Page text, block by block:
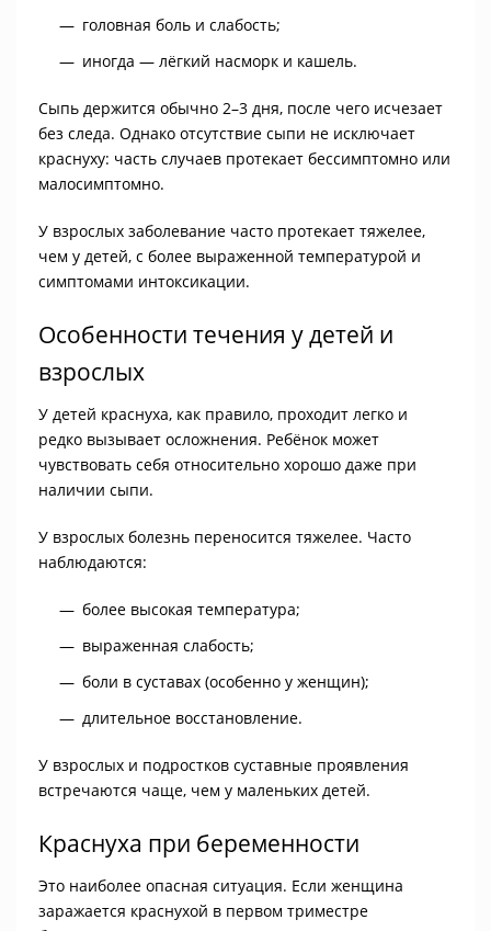
головная боль и слабость;
иногда — лёгкий насморк и кашель.
Сыпь держится обычно 2–3 дня, после чего исчезает
без следа. Однако отсутствие сыпи не исключает
краснуху: часть случаев протекает бессимптомно или
малосимптомно.
У взрослых заболевание часто протекает тяжелее,
чем у детей, с более выраженной температурой и
симптомами интоксикации.
Особенности течения у детей и
взрослых
У детей краснуха, как правило, проходит легко и
редко вызывает осложнения. Ребёнок может
чувствовать себя относительно хорошо даже при
наличии сыпи.
У взрослых болезнь переносится тяжелее. Часто
наблюдаются:
более высокая температура;
выраженная слабость;
боли в суставах (особенно у женщин);
длительное восстановление.
У взрослых и подростков суставные проявления
встречаются чаще, чем у маленьких детей.
Краснуха при беременности
Это наиболее опасная ситуация. Если женщина
заражается краснухой в первом триместре